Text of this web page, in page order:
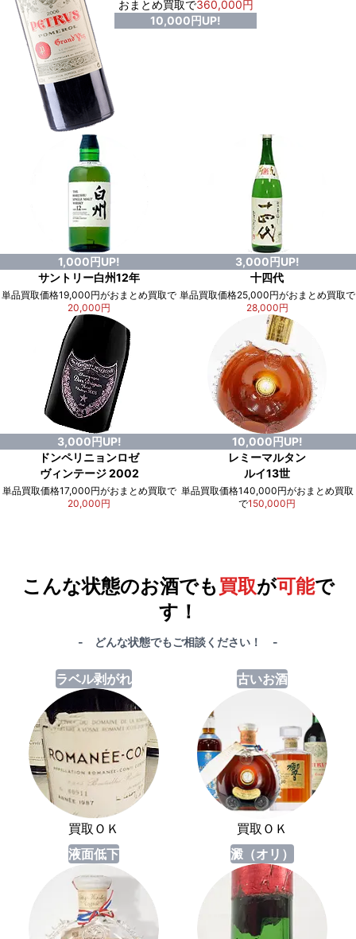
おまとめ買取で360,000円
10,000円UP!
1,000円UP!
サントリー白州12年
単品買取価格19,000円がおまとめ買取で
20,000円
3,000円UP!
十四代
単品買取価格25,000円がおまとめ買取で
28,000円
3,000円UP!
ドンペリニョンロゼ
ヴィンテージ 2002
単品買取価格17,000円がおまとめ買取で
20,000円
10,000円UP!
レミーマルタン
ルイ13世
単品買取価格140,000円がおまとめ買取
で150,000円
こんな状態のお酒でも買取が可能で
す！
- どんな状態でもご相談ください！ -
ラベル剥がれ
買取ＯＫ
古いお酒
買取ＯＫ
液面低下
澱（オリ）